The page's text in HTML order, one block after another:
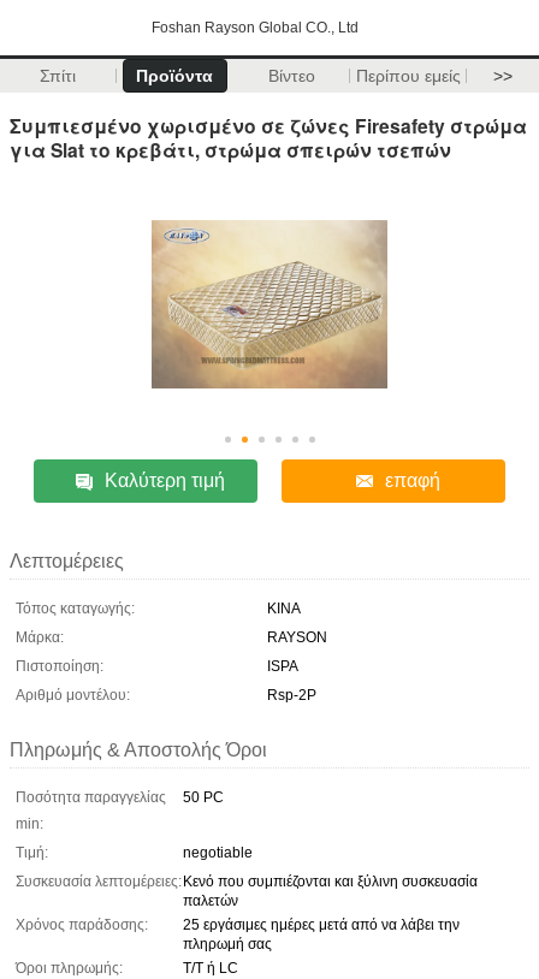
Foshan Rayson Global CO., Ltd
Σπίτι Προϊόντα Βίντεο Περίπου εμείς >>
Συμπιεσμένο χωρισμένο σε ζώνες Firesafety στρώμα
για Slat το κρεβάτι, στρώμα σπειρών τσεπών
Καλύτερη τιμή επαφή
Λεπτομέρειες
Τόπος καταγωγής:
ΚΙΝΑ
Μάρκα:
RAYSON
Πιστοποίηση:
ISPA
Αριθμό μοντέλου:
Rsp-2P
Πληρωμής & Αποστολής Όροι
Ποσότητα παραγγελίας
min:
50 PC
Τιμή:
negotiable
Συσκευασία λεπτομέρειες:Κενό που συμπιέζονται και ξύλινη συσκευασία
παλετών
Χρόνος παράδοσης:
25 εργάσιμες ημέρες μετά από να λάβει την
πληρωμή σας
Όροι πληρωμής:
T/T ή LC